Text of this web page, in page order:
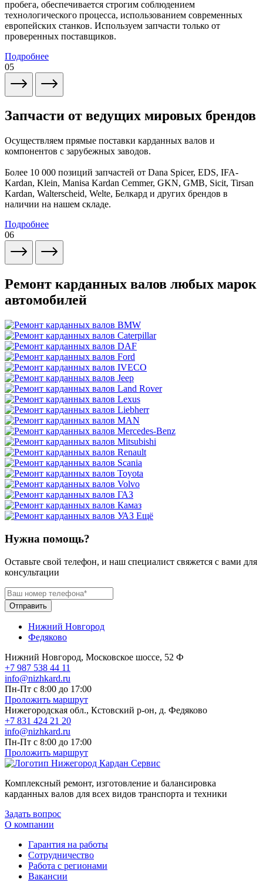
пробега, обеспечивается строгим соблюдением
технологического процесса, использованием современных
европейских станков. Используем запчасти только от
проверенных поставщиков.
Подробнее
05
Запчасти от ведущих мировых брендов
Осуществляем прямые поставки карданных валов и
компонентов с зарубежных заводов.
Более 10 000 позиций запчастей от Dana Spicer, EDS, IFA-
Kardan, Klein, Manisa Kardan Cemmer, GKN, GMB, Sicit, Tirsan
Kardan, Walterscheid, Welte, Белкард и других брендов в
наличии на нашем складе.
Подробнее
06
Ремонт карданных валов любых марок
автомобилей
Ещё
Нужна помощь?
Оставьте свой телефон, и наш специалист свяжется с вами для
консультации
Отправить
Нижний Новгород
Федяково
Нижний Новгород, Московское шоссе, 52 Ф
+7 987 538 44 11
info@nizhkard.ru
Пн-Пт с 8:00 до 17:00
Проложить маршрут
Нижегородская обл., Кстовский р-он, д. Федяково
+7 831 424 21 20
info@nizhkard.ru
Пн-Пт с 8:00 до 17:00
Проложить маршрут
Комплексный ремонт, изготовление и балансировка
карданных валов для всех видов транспорта и техники
Задать вопрос
О компании
Гарантия на работы
Сотрудничество
Работа с регионами
Вакансии